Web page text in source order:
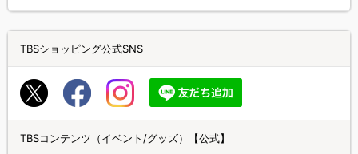
TBSショッピング公式SNS
TBSコンテンツ（イベント/グッズ）【公式】